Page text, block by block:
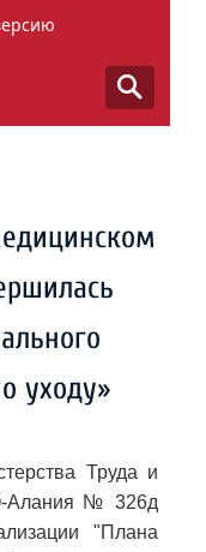
уходу»
Труда и
Алания № 326д
"Плана